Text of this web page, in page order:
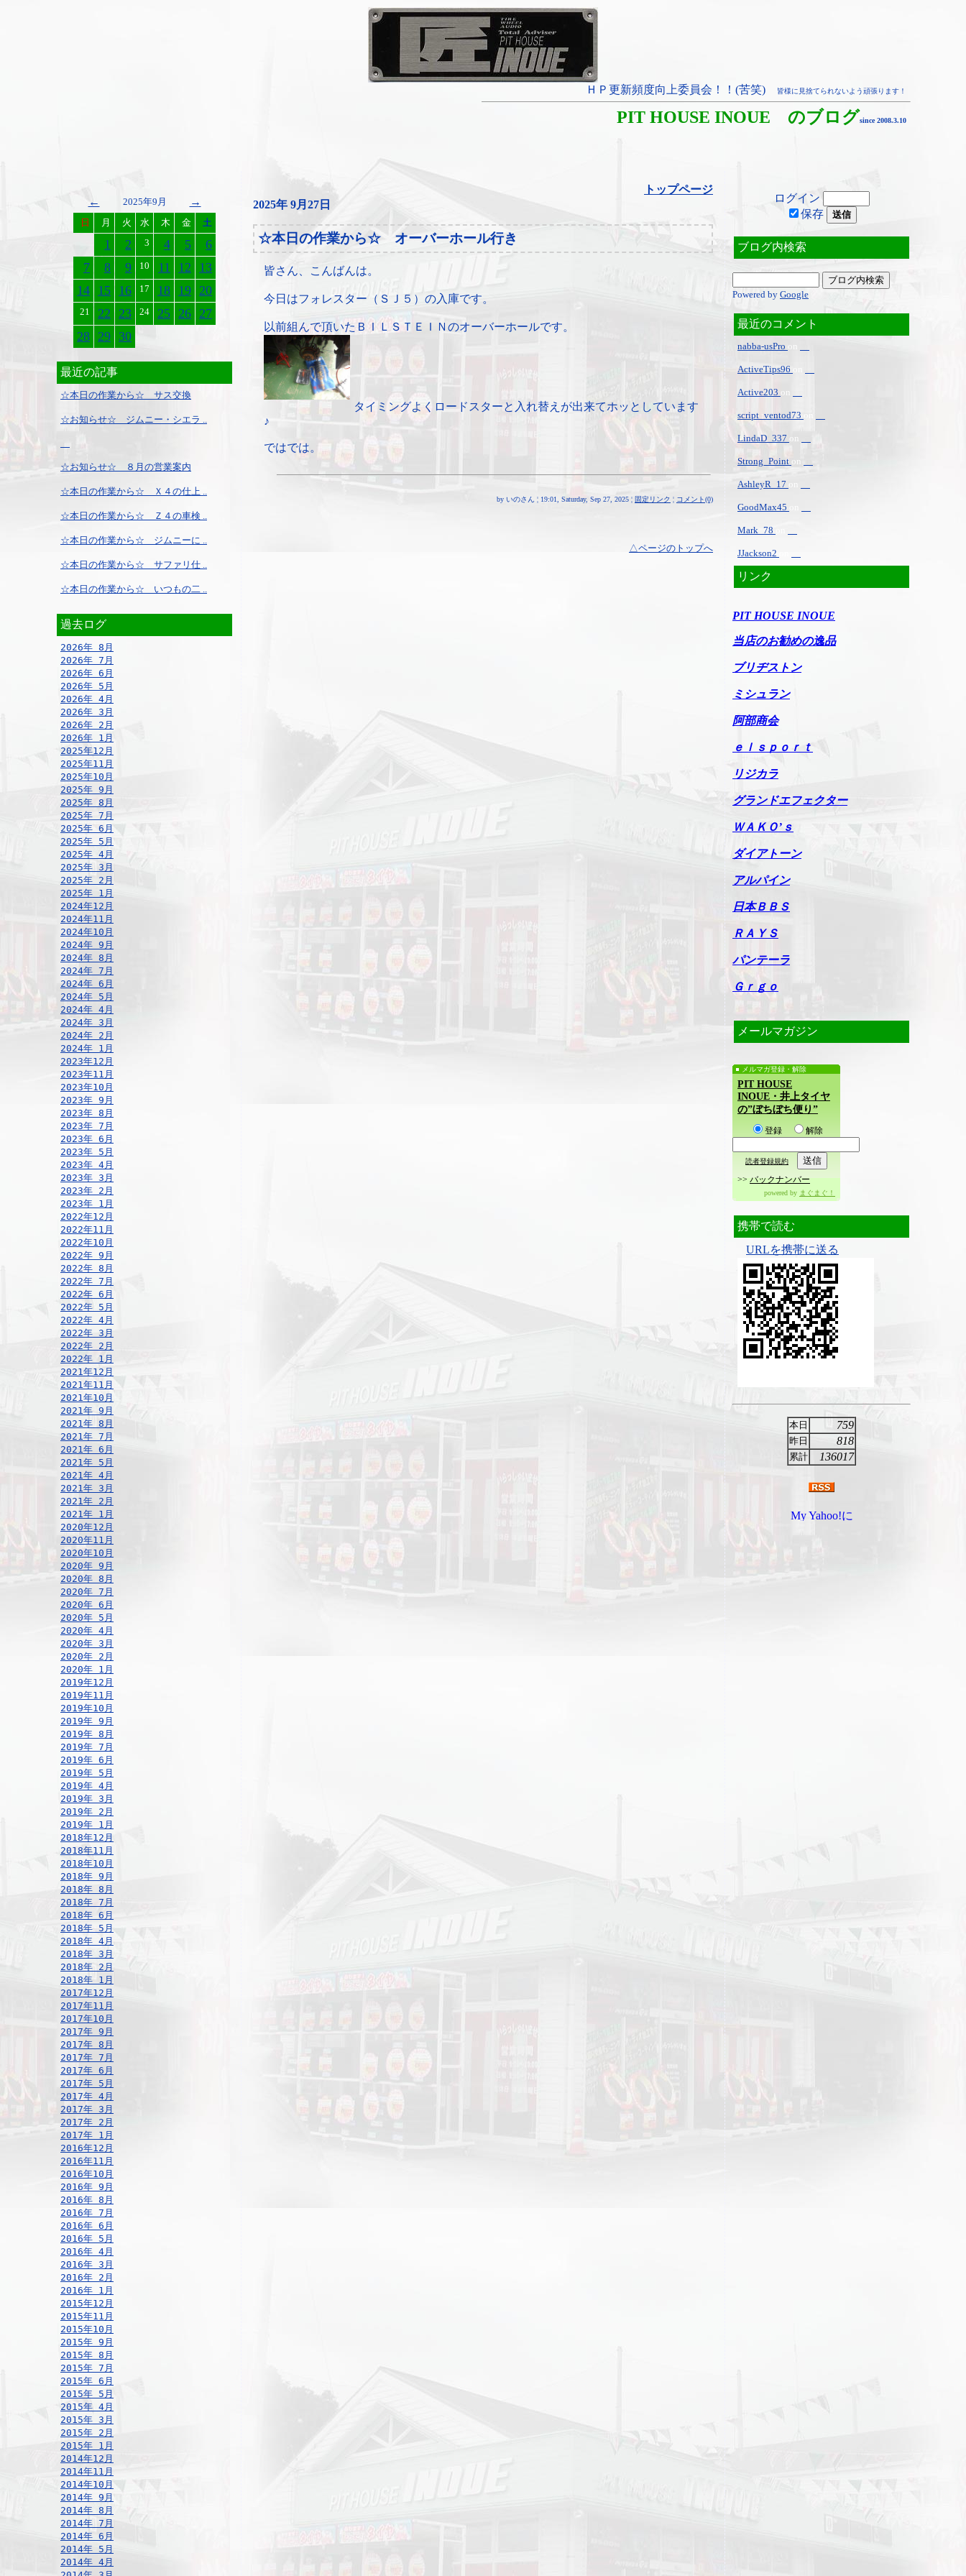
ＨＰ更新頻度向上委員会！！(苦笑) 皆様に見捨てられないよう頑張ります！
PIT HOUSE INOUE のブログsince 2008.3.10
← 2025年9月 →
日 月 火 水 木 金 土
1 2 3 4 5
6
7
8 9 10 11 12
13
14 15 16 17 18 19 20
21 22 23 24 25 26 27
28 29 30
最近の記事
☆本日の作業から☆ サス交換
☆お知らせ☆ ジムニー・シエラ ..
☆お知らせ☆ ８月の営業案内
☆本日の作業から☆ Ｘ４の仕上 ..
☆本日の作業から☆ Ｚ４の車検 ..
☆本日の作業から☆ ジムニーに ..
☆本日の作業から☆ サファリ仕 ..
☆本日の作業から☆ いつもの二 ..
過去ログ
2026年 8月
2026年 7月
2026年 6月
2026年 5月
2026年 4月
2026年 3月
2026年 2月
2026年 1月
2025年12月
2025年11月
2025年10月
2025年 9月
2025年 8月
2025年 7月
2025年 6月
2025年 5月
2025年 4月
2025年 3月
2025年 2月
2025年 1月
2024年12月
2024年11月
2024年10月
2024年 9月
2024年 8月
2024年 7月
2024年 6月
2024年 5月
2024年 4月
2024年 3月
2024年 2月
2024年 1月
2023年12月
2023年11月
2023年10月
2023年 9月
2023年 8月
2023年 7月
2023年 6月
2023年 5月
2023年 4月
2023年 3月
2023年 2月
2023年 1月
2022年12月
2022年11月
2022年10月
2022年 9月
2022年 8月
2022年 7月
2022年 6月
2022年 5月
2022年 4月
2022年 3月
2022年 2月
2022年 1月
2021年12月
2021年11月
2021年10月
2021年 9月
2021年 8月
2021年 7月
2021年 6月
2021年 5月
2021年 4月
2021年 3月
2021年 2月
2021年 1月
2020年12月
2020年11月
2020年10月
2020年 9月
2020年 8月
2020年 7月
2020年 6月
2020年 5月
2020年 4月
2020年 3月
2020年 2月
2020年 1月
2019年12月
2019年11月
2019年10月
2019年 9月
2019年 8月
2019年 7月
2019年 6月
2019年 5月
2019年 4月
2019年 3月
2019年 2月
2019年 1月
2018年12月
2018年11月
2018年10月
2018年 9月
2018年 8月
2018年 7月
2018年 6月
2018年 5月
2018年 4月
2018年 3月
2018年 2月
2018年 1月
2017年12月
2017年11月
2017年10月
2017年 9月
2017年 8月
2017年 7月
2017年 6月
2017年 5月
2017年 4月
2017年 3月
2017年 2月
2017年 1月
2016年12月
2016年11月
2016年10月
2016年 9月
2016年 8月
2016年 7月
2016年 6月
2016年 5月
2016年 4月
2016年 3月
2016年 2月
2016年 1月
2015年12月
2015年11月
2015年10月
2015年 9月
2015年 8月
2015年 7月
2015年 6月
2015年 5月
2015年 4月
2015年 3月
2015年 2月
2015年 1月
2014年12月
2014年11月
2014年10月
2014年 9月
2014年 8月
2014年 7月
2014年 6月
2014年 5月
2014年 4月
トップページ
2025年 9月27日
☆本日の作業から☆ オーバーホール行き
皆さん、こんばんは。
今日はフォレスター（ＳＪ５）の入庫です。
以前組んで頂いたＢＩＬＳＴＥＩＮのオーバーホールです。
タイミングよくロードスターと入れ替えが出来てホッとしています
♪
ではでは。
by いのさん ¦ 19:01, Saturday, Sep 27, 2025 ¦ 固定リンク ¦ コメント(0)
△ページのトップへ
ログイン
保存
ブログ内検索
Powered by Google
最近のコメント
nabba-usPro on
ActiveTips96
Active203 on
script_ventod73
LindaD_337 on
Strong_Point on
AshleyR_17 on
GoodMax45
Mark_78
JJackson2
リンク
PIT HOUSE INOUE
当店のお勧めの逸品
ブリヂストン
ミシュラン
阿部商会
ｅｌｓｐｏｒｔ
リジカラ
グランドエフェクター
ＷＡＫＯ’ｓ
ダイアトーン
アルパイン
日本ＢＢＳ
ＲＡＹＳ
パンテーラ
Ｇｒｇｏ
メールマガジン
メルマガ登録・解除
PIT HOUSE
INOUE・井上タイヤ
の”ぼちぼち便り”
登録 解除
読者登録規約
>> バックナンバー
powered by まぐまぐ！
携帯で読む
URLを携帯に送る
本日 759
昨日 818
累計 136017